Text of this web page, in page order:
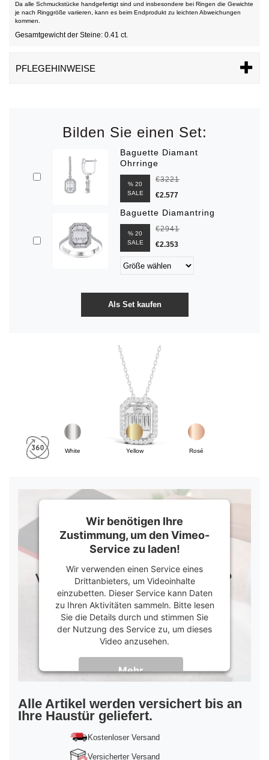
Da alle Schmuckstücke handgefertigt sind und insbesondere bei Ringen die Gewichte
je nach Ringgröße variieren, kann es beim Endprodukt zu leichten Abweichungen
kommen.
Gesamtgewicht der Steine: 0.41 ct.
PFLEGEHINWEISE
Bilden Sie einen Set:
Baguette Diamant
Ohrringe
% 20
SALE
€3221
€2.577
Baguette Diamantring
% 20
SALE
€2941
€2.353
White Rosé
Yellow
Wir benötigen Ihre
Zustimmung, um den Vimeo-
Service zu laden!
Wir verwenden einen Service eines
Drittanbieters, um Videoinhalte
einzubetten. Dieser Service kann Daten
zu Ihren Aktivitäten sammeln. Bitte lesen
Sie die Details durch und stimmen Sie
der Nutzung des Service zu, um dieses
Video anzusehen.
Mehr
Informationen
Akzeptieren
powered byUsercentrics Consent
Management Platform&Trusted Shops
Alle Artikel werden versichert bis an
Ihre Haustür geliefert.
Kostenloser Versand
Versicherter Versand